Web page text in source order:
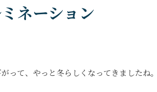
ネーション
って、やっと冬らしくなってきましたね。